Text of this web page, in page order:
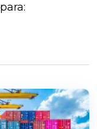
para: